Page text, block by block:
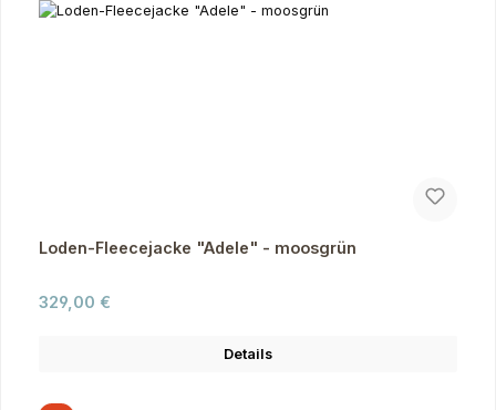
Loden-Fleecejacke "Adele" - moosgrün
Regulärer Preis:
329,00 €
Details